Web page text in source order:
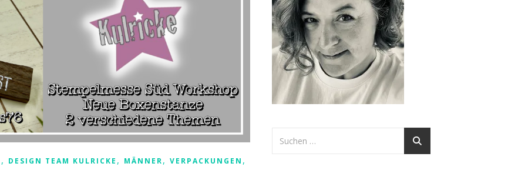
, DESIGN TEAM KULRICKE , MÄNNER, VERPACKUNGEN ,